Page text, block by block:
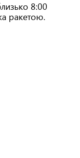
8:00
ракетою.